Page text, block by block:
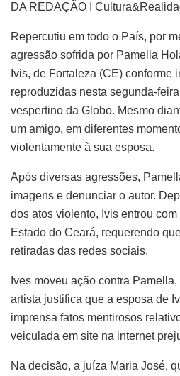
DA REDAÇÃO I
Repercutiu em todo o País, por
agressão sofrida por Pamella
Ivis, de Fortaleza (CE) conforme
reproduzidas nesta segunda-
vespertino da Globo. Mesmo
um amigo, em diferentes
violentamente à sua esposa.
Após diversas agressões,
imagens e denunciar o autor.
dos atos violento, Ivis entrou
Estado do Ceará, requerendo
retiradas das redes sociais.
Ives moveu ação contra
artista justifica que a esposa de
imprensa fatos mentirosos
veiculada em site na internet
Na decisão, a juíza Maria José,